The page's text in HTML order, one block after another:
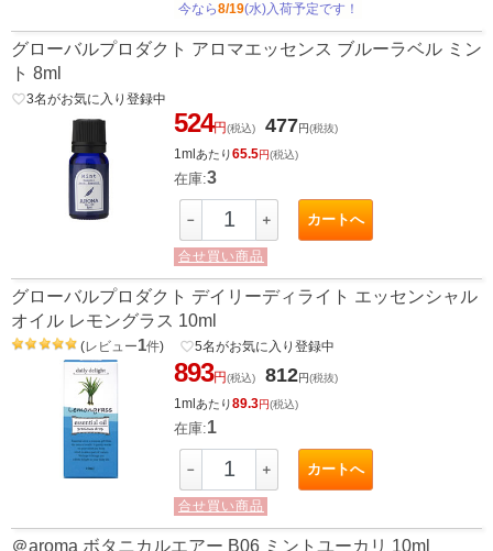
今なら8/19(水)入荷予定です！
グローバルプロダクト アロマエッセンス ブルーラベル ミン
ト 8ml
favorite_border3名がお気に入り登録中
524円(税込) 477円(税抜)
1mlあたり65.5円(税込)
在庫:3
－ ＋ カートへ
合せ買い商品
グローバルプロダクト デイリーディライト エッセンシャル
オイル レモングラス 10ml
(レビュー1件) favorite_border5名がお気に入り登録中
893円(税込) 812円(税抜)
1mlあたり89.3円(税込)
在庫:1
－ ＋ カートへ
合せ買い商品
＠aroma ボタニカルエアー B06 ミントユーカリ 10ml